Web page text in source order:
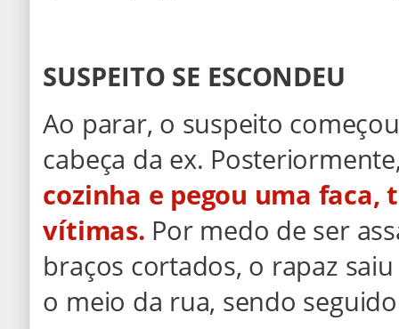
SUSPEITO SE ESCONDEU
Ao parar, o suspeito
cabeça da ex.
cozinha e pegou uma
vítimas. Por medo de ser
braços cortados, o rapaz
o meio da rua, sendo